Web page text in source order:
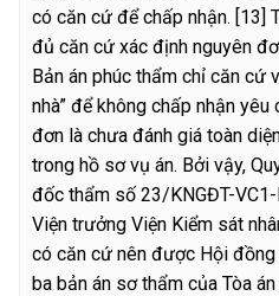
có căn cứ để chấp nhận. [13]
đủ căn cứ xác định nguyên
Bản án phúc thẩm chỉ căn cứ
nhà” để không chấp nhận
đơn là chưa đánh giá toàn
trong hồ sơ vụ án. Bởi vậy,
đốc thẩm số 23/KNGĐT-
Viện trưởng Viện Kiểm sát
có căn cứ nên được Hội đồng
ba bản án sơ thẩm của Tòa